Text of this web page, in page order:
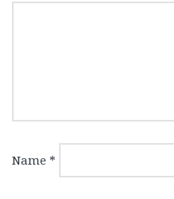
Name *